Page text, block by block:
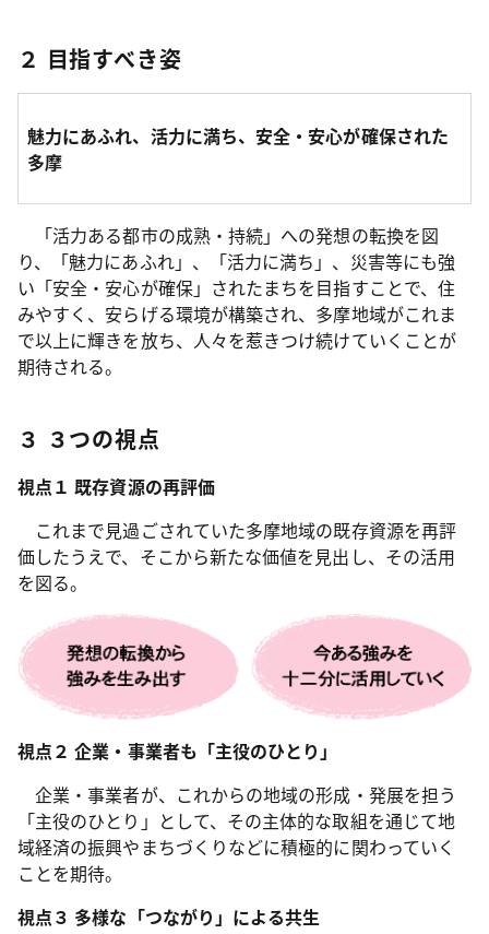
２ 目指すべき姿
魅力にあふれ、活力に満ち、安全・安心が確保された
多摩
「活力ある都市の成熟・持続」への発想の転換を図
り、「魅力にあふれ」、「活力に満ち」、災害等にも強
い「安全・安心が確保」されたまちを目指すことで、住
みやすく、安らげる環境が構築され、多摩地域がこれま
で以上に輝きを放ち、人々を惹きつけ続けていくことが
期待される。
３ ３つの視点
視点１ 既存資源の再評価
これまで見過ごされていた多摩地域の既存資源を再評
価したうえで、そこから新たな価値を見出し、その活用
を図る。
視点２ 企業・事業者も「主役のひとり」
企業・事業者が、これからの地域の形成・発展を担う
「主役のひとり」として、その主体的な取組を通じて地
域経済の振興やまちづくりなどに積極的に関わっていく
ことを期待。
視点３ 多様な「つながり」による共生